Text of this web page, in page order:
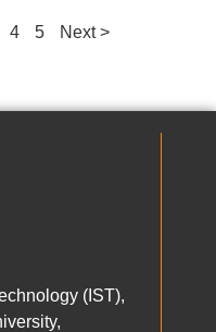
4 5 Next >
(IST),